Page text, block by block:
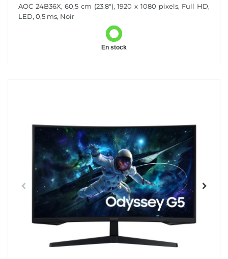
AOC 24B36X, 60,5 cm (23.8"), 1920 x 1080 pixels, Full HD,
LED, 0,5 ms, Noir
En stock